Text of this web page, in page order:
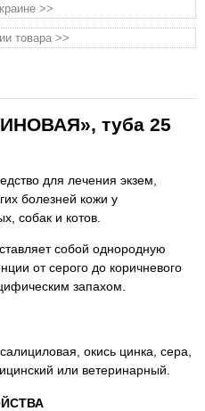
>>
товара >>
туба 25
для лечения экзем,
болезней кожи у
собак и котов.
собой однородную
от серого до коричневого
запахом.
окись цинка, сера,
или ветеринарный.
оптом